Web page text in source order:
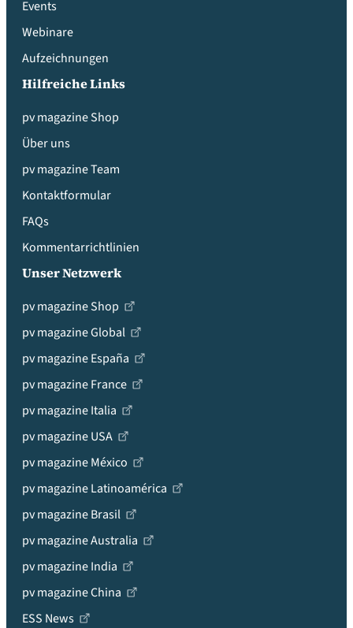
Events
Webinare
Aufzeichnungen
Hilfreiche Links
pv magazine Shop
Über uns
pv magazine Team
Kontaktformular
FAQs
Kommentarrichtlinien
Unser Netzwerk
pv magazine Shop
pv magazine Global
pv magazine España
pv magazine France
pv magazine Italia
pv magazine USA
pv magazine México
pv magazine Latinoamérica
pv magazine Brasil
pv magazine Australia
pv magazine India
pv magazine China
ESS News